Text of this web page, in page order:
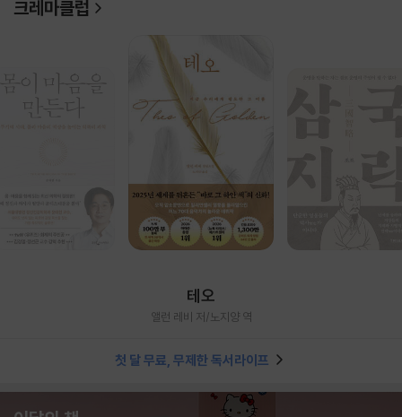
크레마클럽
테오
앨런 레비 저/노지양 역
첫 달 무료, 무제한 독서라이프